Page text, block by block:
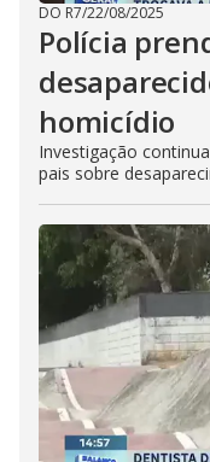
DO R7/22/08/2025
Polícia
homicídio
Investigação
pais sobre